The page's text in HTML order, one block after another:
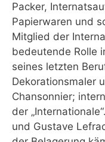
Packer,
Papierwaren und
Mitglied der
bedeutende Rolle
seines letzten
Dekorationsmaler
Chansonnier;
der
und Gustave